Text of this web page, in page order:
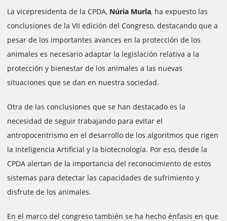
La vicepresidenta de la CPDA, Núria Murla, ha expuesto las
conclusiones de la VII edición del Congreso, destacando que a
pesar de los importantes avances en la protección de los
animales es necesario adaptar la legislación relativa a la
protección y bienestar de los animales a las nuevas
situaciones que se dan en nuestra sociedad.
Otra de las conclusiones que se han destacado es la
necesidad de seguir trabajando para evitar el
antropocentrismo en el desarrollo de los algoritmos que rigen
la Inteligencia Artificial y la biotecnología. Por eso, desde la
CPDA alertan de la importancia del reconocimiento de estos
sistemas para detectar las capacidades de sufrimiento y
disfrute de los animales.
En el marco del congreso también se ha hecho énfasis en que